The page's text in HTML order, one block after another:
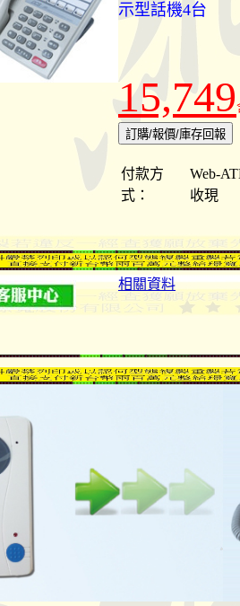
示型話機4台
15,749
付款方
式：
Web-
收現
相關資料